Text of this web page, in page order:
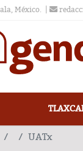
México.
UATx